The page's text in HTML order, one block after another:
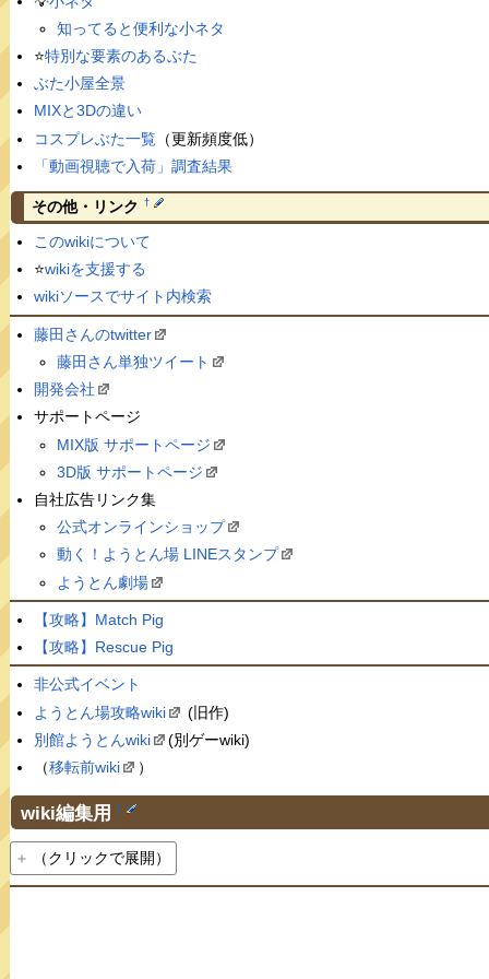
知ってると便利な小ネタ
⭐️特別な要素のあるぶた
ぶた小屋全景
MIXと3Dの違い
コスプレぶた一覧（更新頻度低）
「動画視聴で入荷」調査結果
その他・リンク †
このwikiについて
⭐️wikiを支援する
wikiソースでサイト内検索
藤田さんのtwitter
藤田さん単独ツイート
開発会社
サポートページ
MIX版 サポートページ
3D版 サポートページ
自社広告リンク集
公式オンラインショップ
動く！ようとん場 LINEスタンプ
ようとん劇場
【攻略】Match Pig
【攻略】Rescue Pig
非公式イベント
ようとん場攻略wiki
(旧作)
別館ようとんwiki
(別ゲーwiki)
（移転前wiki ）
wiki編集用 †
（クリックで展開）